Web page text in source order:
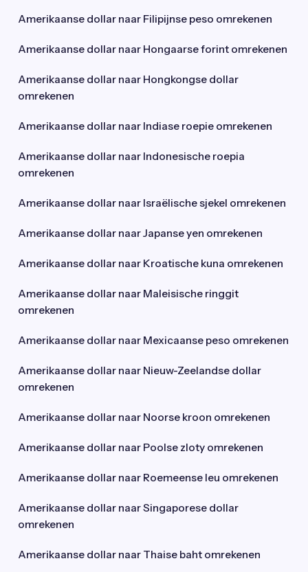
Amerikaanse dollar naar Filipijnse peso omrekenen
Amerikaanse dollar naar Hongaarse forint omrekenen
Amerikaanse dollar naar Hongkongse dollar
omrekenen
Amerikaanse dollar naar Indiase roepie omrekenen
Amerikaanse dollar naar Indonesische roepia
omrekenen
Amerikaanse dollar naar Israëlische sjekel omrekenen
Amerikaanse dollar naar Japanse yen omrekenen
Amerikaanse dollar naar Kroatische kuna omrekenen
Amerikaanse dollar naar Maleisische ringgit
omrekenen
Amerikaanse dollar naar Mexicaanse peso omrekenen
Amerikaanse dollar naar Nieuw-Zeelandse dollar
omrekenen
Amerikaanse dollar naar Noorse kroon omrekenen
Amerikaanse dollar naar Poolse zloty omrekenen
Amerikaanse dollar naar Roemeense leu omrekenen
Amerikaanse dollar naar Singaporese dollar
omrekenen
Amerikaanse dollar naar Thaise baht omrekenen